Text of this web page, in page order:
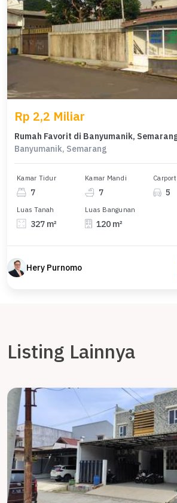
Rp 2,2 Miliar
Banyumanik, Semarang
Kamar Tidur
7
Kamar Mandi
7
Carport
5
Luas Tanah
327 m²
Luas Bangunan
120 m²
Hery Purnomo
Listing Lainnya